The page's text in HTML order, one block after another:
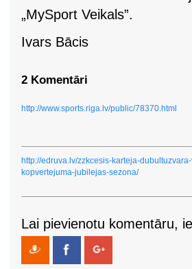
„MySport Veikals”.
Ivars Bācis
2 Komentāri
http://www.sports.riga.lv/public/78370.html
http://edruva.lv/zzkcesis-karteja-
kopvertejuma-jubilejas-sezona/
Lai pievienotu komentāru,